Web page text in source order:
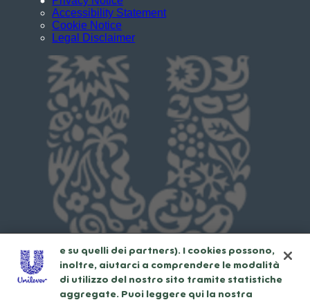
Accessibility Statement
Cookie Notice
Legal Disclaimer
Usiamo cookies e tecnologie simili – anche
di terze parti – per migliorare la tua
esperienza online sul nostro sito,
beneficiare di alcune opportunità (come
salvare la tua "shopping basket" online) e –
previo consenso – fornire funzionalità di
social media (Facebook, Instagram, etc.) e
personalizzare i contenuti e gli annunci che
vedi in base ai tuoi interessi (sul nostro sito
e su quelli dei partners). I cookies possono,
inoltre, aiutarci a comprendere le modalità
di utilizzo del nostro sito tramite statistiche
aggregate. Puoi leggere qui la nostra